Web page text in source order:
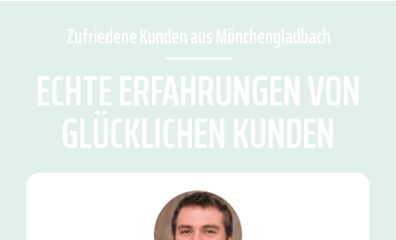
Zufriedene Kunden aus Mönchengladbach
ECHTE ERFAHRUNGEN VON
GLÜCKLICHEN KUNDEN